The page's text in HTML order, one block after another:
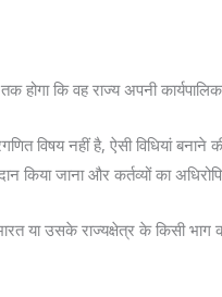
होगा कि वह राज्य अपनी
विषय नहीं है, ऐसी विधियां
किया जाना और कर्तव्यों का
या उसके राज्यक्षेत्र के किसी